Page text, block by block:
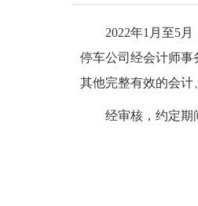
2022年1月至5
停车公司经会计师事
其他完整有效的会计
经审核，约定期